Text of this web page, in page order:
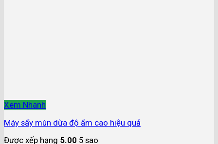
Xem Nhanh
Máy sấy mùn dừa độ ẩm cao hiệu quả
Được xếp hạng 5.00 5 sao